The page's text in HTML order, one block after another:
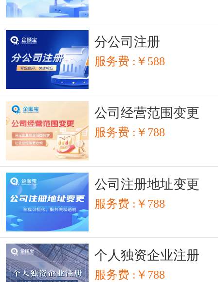
分公司注册
服务费 :￥588
公司经营范围变更
服务费 :￥788
公司注册地址变更
服务费 :￥788
个人独资企业注册
服务费 :￥788